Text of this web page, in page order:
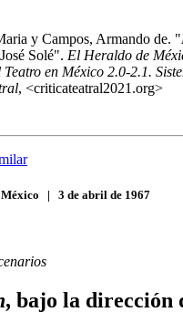
y Campos, Armando de. "
Solé". El Heraldo de
en México 2.0-2.1.
, <criticateatral2021.org>
| 3 de abril de 1967
, bajo la dirección